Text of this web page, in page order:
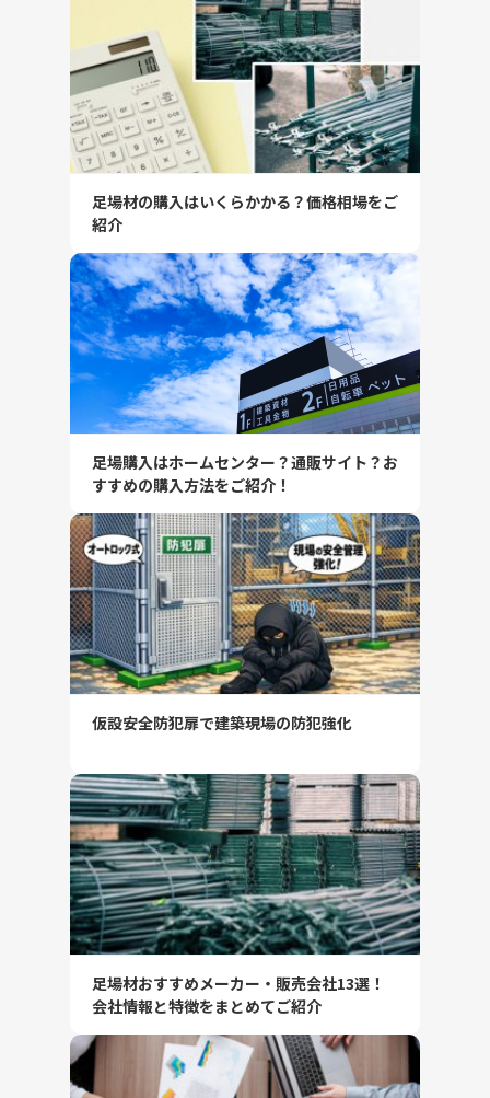
足場材の購入はいくらかかる？価格相場をご
紹介
足場購入はホームセンター？通販サイト？お
すすめの購入方法をご紹介！
仮設安全防犯扉で建築現場の防犯強化
足場材おすすめメーカー・販売会社13選！
会社情報と特徴をまとめてご紹介